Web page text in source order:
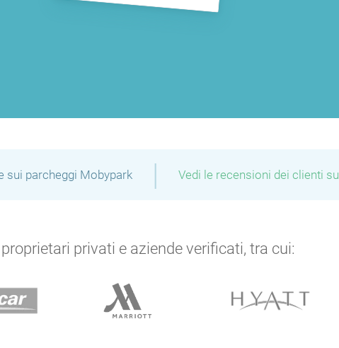
sui parcheggi Mobypark | Vedi le recensioni dei clienti su
privati e aziende verificati, tra cui: